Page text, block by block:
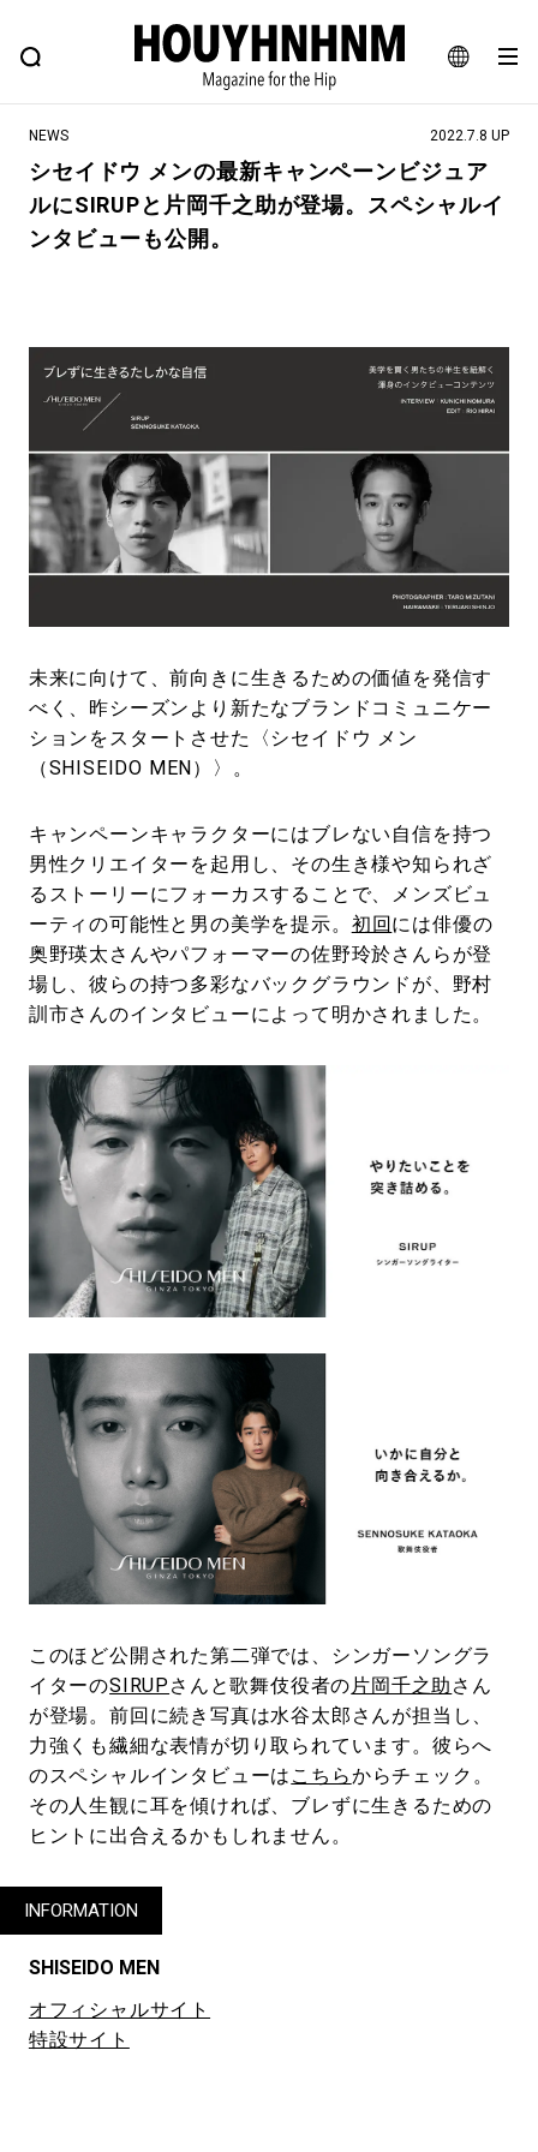
JA
EN
FEATURE BLOG SNAP
ヒップなファッション、カルチャー、ライフスタイルWEBマガジン
#注目のタグ
#NEW VINTAGE #マイナーグッド図鑑
#路地裏てぃーん。 #MONTHLY JOURNAL
#GH 銘品の所以
#Commune H #FOCUS IT #AH.H
#ととけん #FASHION #MOVIE
#LIFESTYLE #SNEAKER #OUTDOOR
#SPORTS #HANDSOME HANDBOOK
NEWS 2022.7.8 UP
シセイドウ メンの最新キャンペーンビジュア
ルにSIRUPと片岡千之助が登場。スペシャルイ
ンタビューも公開。
未来に向けて、前向きに生きるための価値を発信す
べく、昨シーズンより新たなブランドコミュニケー
ションをスタートさせた〈シセイドウ メン
（SHISEIDO MEN）〉。
キャンペーンキャラクターにはブレない自信を持つ
男性クリエイターを起用し、その生き様や知られざ
るストーリーにフォーカスすることで、メンズビュ
ーティの可能性と男の美学を提示。 初回 には俳優の
奥野瑛太さんやパフォーマーの佐野玲於さんらが登
場し、彼らの持つ多彩なバックグラウンドが、野村
訓市さんのインタビューによって明かされました。
このほど公開された第二弾では、シンガーソングラ
イターのSIRUP さんと歌舞伎役者の片岡千之助 さん
が登場。前回に続き写真は水谷太郎さんが担当し、
力強くも繊細な表情が切り取られています。彼らへ
のスペシャルインタビューは こちらからチェック。
その人生観に耳を傾ければ、ブレずに生きるための
ヒントに出合えるかもしれません。
INFORMATION
SHISEIDO MEN
オフィシャルサイト
特設サイト